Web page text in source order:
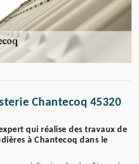
Chantecoq 45320
qui réalise des travaux de
à Chantecoq dans le